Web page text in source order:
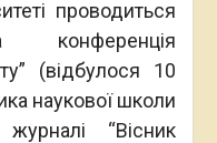
проводиться
конференція
(відбулося 10
наукової школи
“Вісник